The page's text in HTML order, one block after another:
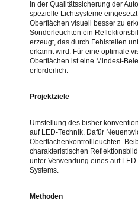
In der Qualitätssicherung der
spezielle Lichtsysteme
Oberflächen visuell besser zu
Sonderleuchten ein
erzeugt, das durch Fehlstellen
erkannt wird. Für eine optimale
Oberflächen ist eine Mindest-
erforderlich.
Projektziele
Umstellung des bisher
auf LED-Technik. Dafür
Oberflächenkontrollleuchten.
charakteristischen
unter Verwendung eines auf
Systems.
Methoden